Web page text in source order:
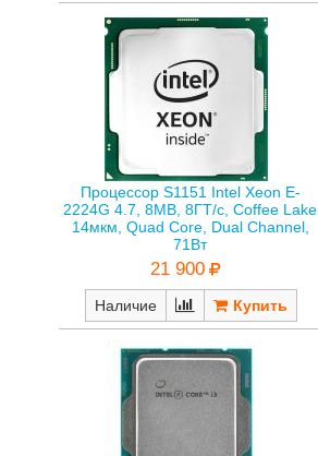
Процессор S1151 Intel Xeon E-
2224G 4.7, 8MB, 8ГТ/с, Coffee Lake
14мкм, Quad Core, Dual Channel,
71Вт
21 900
Наличие